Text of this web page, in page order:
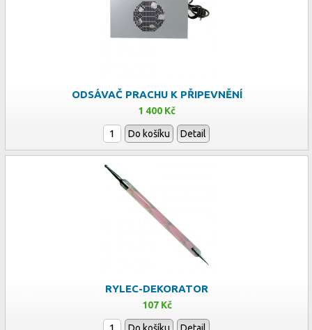
ODSÁVAČ PRACHU K PŘIPEVNĚNÍ
1 400 Kč
Do košíku Detail
RYLEC-DEKORATOR
107 Kč
Do košíku Detail